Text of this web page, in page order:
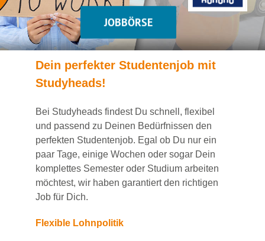
JOBBÖRSE
Dein perfekter Studentenjob mit
Studyheads!
Bei Studyheads findest Du schnell, flexibel
und passend zu Deinen Bedürfnissen den
perfekten Studentenjob. Egal ob Du nur ein
paar Tage, einige Wochen oder sogar Dein
komplettes Semester oder Studium arbeiten
möchtest, wir haben garantiertden richtigen
Job für Dich.
Flexible Lohnpolitik